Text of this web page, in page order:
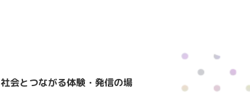
社会とつながる体験・発信の場